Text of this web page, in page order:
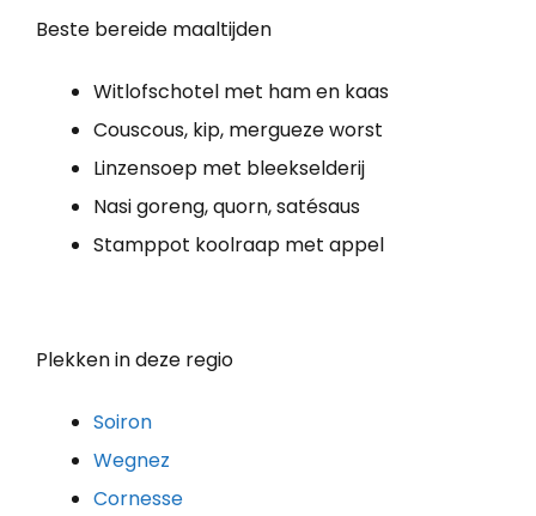
Beste bereide maaltijden
Witlofschotel met ham en kaas
Couscous, kip, mergueze worst
Linzensoep met bleekselderij
Nasi goreng, quorn, satésaus
Stamppot koolraap met appel
Plekken in deze regio
Soiron
Wegnez
Cornesse